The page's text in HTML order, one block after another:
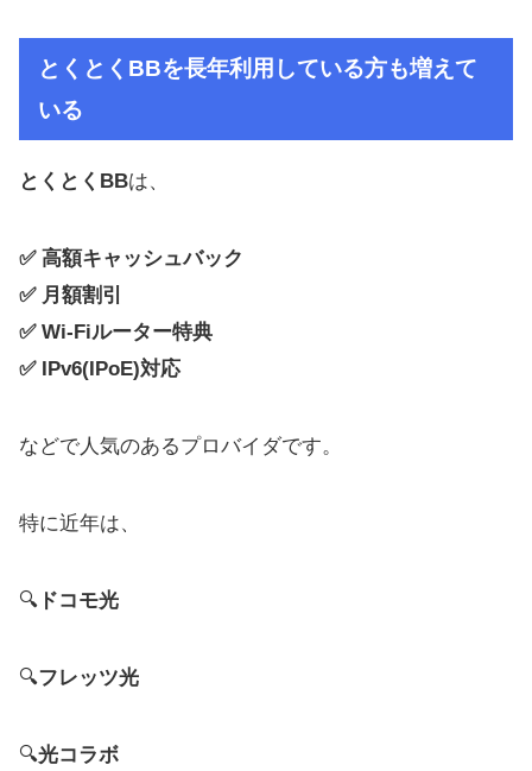
とくとくBBを長年利用している方も増えて
いる
とくとくBBは、
✅ 高額キャッシュバック
✅ 月額割引
✅ Wi-Fiルーター特典
✅ IPv6(IPoE)対応
などで人気のあるプロバイダです。
特に近年は、
🔍 ドコモ光
🔍フレッツ光
🔍光コラボ